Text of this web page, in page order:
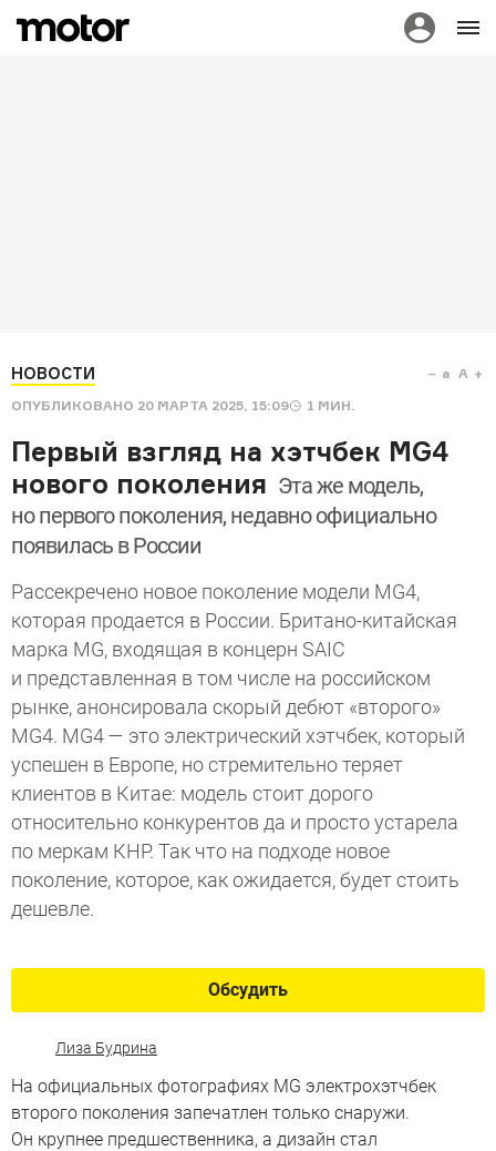
НОВОСТИ
ОПУБЛИКОВАНО 20 МАРТА 2025, 15:09 1 МИН.
a A
Первый взгляд на хэтчбек MG4
нового поколения Эта же модель,
но первого поколения, недавно официально
появилась в России
Рассекречено новое поколение модели MG4,
которая продается в России. Британо-китайская
марка MG, входящая в концерн SAIC
и представленная в том числе на российском
рынке, анонсировала скорый дебют «второго»
MG4. MG4 — это электрический хэтчбек, который
успешен в Европе, но стремительно теряет
клиентов в Китае: модель стоит дорого
относительно конкурентов да и просто устарела
по меркам КНР. Так что на подходе новое
поколение, которое, как ожидается, будет стоить
дешевле.
Обсудить
Лиза Будрина
На официальных фотографиях MG электрохэтчбек
второго поколения запечатлен только снаружи.
Он крупнее предшественника, а дизайн стал